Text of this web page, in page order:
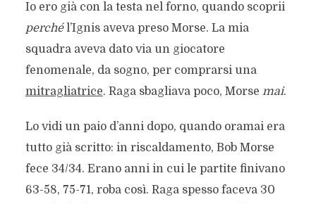
Io ero già con la testa nel forno, quando scoprii
perchél’Ignis aveva preso Morse. La mia
squadra aveva dato via un giocatore
fenomenale, da sogno, per comprarsi una
mitragliatrice. Raga sbagliava poco, Morse mai.
Lo vidi un paio d’anni dopo, quando oramai era
tutto già scritto: in riscaldamento, Bob Morse
fece 34/34. Erano anni in cui le partite finivano
63-58, 75-71, roba così. Raga spesso faceva 30